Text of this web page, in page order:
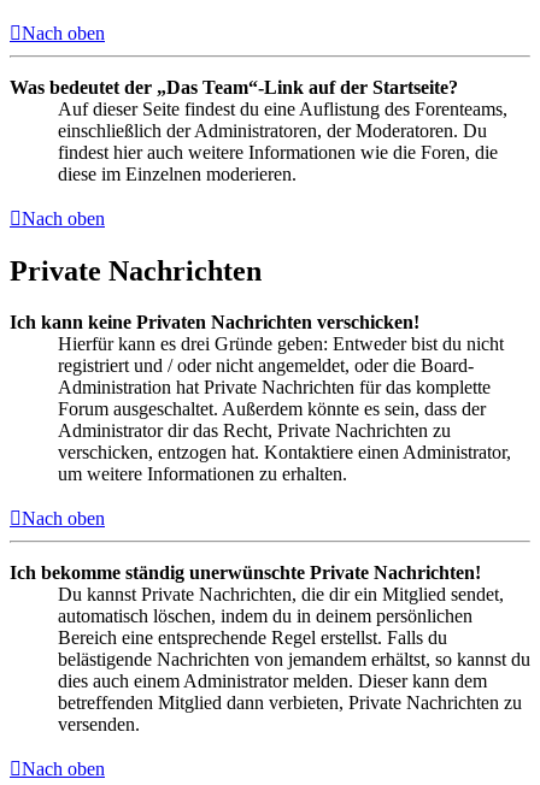
Nach oben
Was bedeutet der „Das Team“-Link auf der Startseite?
Auf dieser Seite findest du eine Auflistung des Forenteams,
einschließlich der Administratoren, der Moderatoren. Du
findest hier auch weitere Informationen wie die Foren, die
diese im Einzelnen moderieren.
Nach oben
Private Nachrichten
Ich kann keine Privaten Nachrichten verschicken!
Hierfür kann es drei Gründe geben: Entweder bist du nicht
registriert und / oder nicht angemeldet, oder die Board-
Administration hat Private Nachrichten für das komplette
Forum ausgeschaltet. Außerdem könnte es sein, dass der
Administrator dir das Recht, Private Nachrichten zu
verschicken, entzogen hat. Kontaktiere einen Administrator,
um weitere Informationen zu erhalten.
Nach oben
Ich bekomme ständig unerwünschte Private Nachrichten!
Du kannst Private Nachrichten, die dir ein Mitglied sendet,
automatisch löschen, indem du in deinem persönlichen
Bereich eine entsprechende Regel erstellst. Falls du
belästigende Nachrichten von jemandem erhältst, so kannst du
dies auch einem Administrator melden. Dieser kann dem
betreffenden Mitglied dann verbieten, Private Nachrichten zu
versenden.
Nach oben